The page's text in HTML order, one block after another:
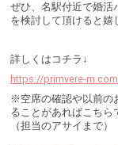
ぜひ、名駅付近で婚活
を検討して頂けると嬉
詳しくはコチラ↓
https://primvere-
※空席の確認や以前の
ることがあればこちら
（担当のアサイまで）